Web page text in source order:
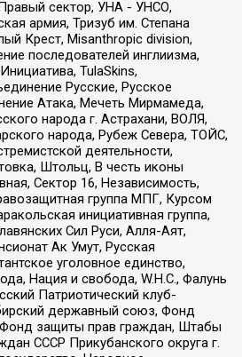
сектор, УНА - УНСО,
армия, Тризуб им. Степана
Крест, Misanthropic division,
последователей инглиизма,
TulaSkins,
Русские, Русское
Атака, Мечеть Мирмамеда,
народа г. Астрахани, ВОЛЯ,
народа, Рубеж Севера, ТОЙС,
деятельности,
Штольц, В честь иконы
Сектор 16, Независимость,
группа МПГ, Курсом
инициативная группа,
Сил Руси, Алля-Аят,
Ак Умут, Русская
уголовное единство,
Нация и свобода, W.H.С., Фалунь
Патриотический клуб-
державный союз, Фонд
защиты прав граждан, Штабы
СССР Прикубанского округа г.